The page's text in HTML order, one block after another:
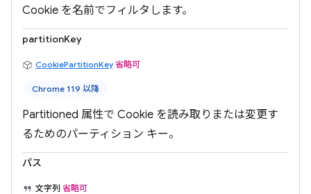
Cookie を名前でフィルタします。
partitionKey
CookiePartitionKey 省略可
Chrome 119 以降
Partitioned 属性で Cookie を読み取りまたは変更す
るためのパーティション キー。
パス
文字列 省略可